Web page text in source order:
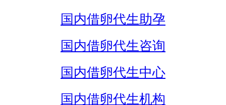
国内借卵代生助孕
国内借卵代生咨询
国内借卵代生中心
国内借卵代生机构